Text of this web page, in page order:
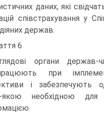
даних, які
співстрахування у
держав.
6
органи держав-
при
і забезпечують
якою необхідною для